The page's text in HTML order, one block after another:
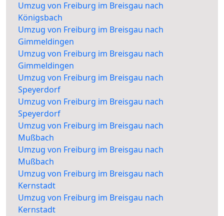
Umzug von Freiburg im Breisgau nach
Königsbach
Umzug von Freiburg im Breisgau nach
Gimmeldingen
Umzug von Freiburg im Breisgau nach
Gimmeldingen
Umzug von Freiburg im Breisgau nach
Speyerdorf
Umzug von Freiburg im Breisgau nach
Speyerdorf
Umzug von Freiburg im Breisgau nach
Mußbach
Umzug von Freiburg im Breisgau nach
Mußbach
Umzug von Freiburg im Breisgau nach
Kernstadt
Umzug von Freiburg im Breisgau nach
Kernstadt